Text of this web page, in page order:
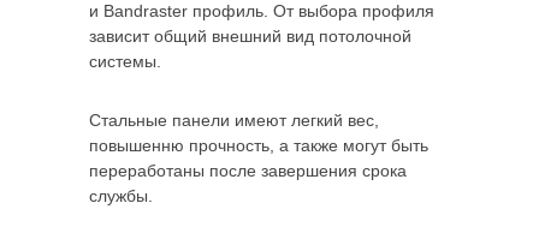
и Bandraster профиль. От выбора профиля
зависит общий внешний вид потолочной
системы.
Стальные панели имеют легкий вес,
повышенню прочность, а также могут быть
переработаны после завершения срока
службы.